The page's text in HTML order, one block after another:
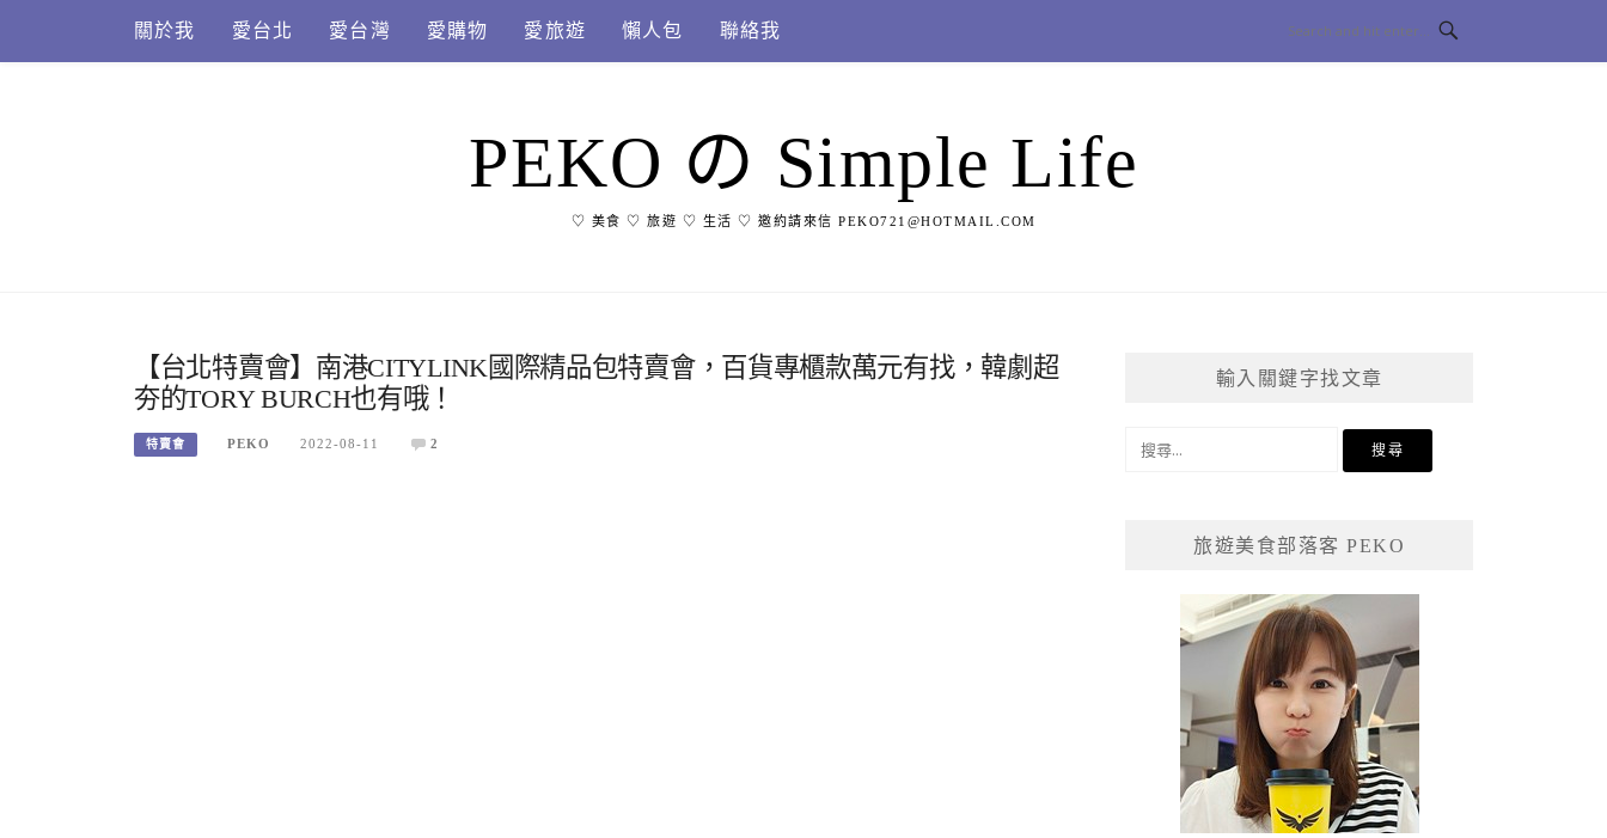
content
關於我 愛台北 愛台灣 愛購物 愛旅遊 懶人包 聯絡我
PEKO の Simple Life
♡ 美食 ♡ 旅遊 ♡ 生活 ♡ 邀約請來信 PEKO721@HOTMAIL.COM
【台北特賣會】南港CITYLINK國際精品包特賣會，百貨專櫃款萬元有找，韓劇超
夯的TORY BURCH也有哦！
特賣會 PEKO 2022-08-11 2
輸入關鍵字找文章
旅遊美食部落客 PEKO